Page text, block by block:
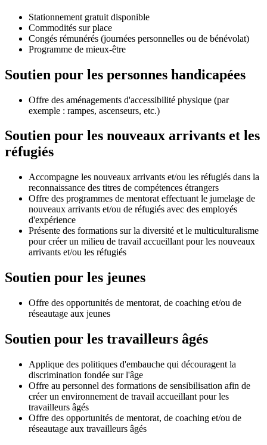
Stationnement gratuit disponible
Commodités sur place
Congés rémunérés (journées personnelles ou de bénévolat)
Programme de mieux-être
Soutien pour les personnes handicapées
Offre des aménagements d'accessibilité physique (par
exemple : rampes, ascenseurs, etc.)
Soutien pour les nouveaux arrivants et les
réfugiés
Accompagne les nouveaux arrivants et/ou les réfugiés dans la
reconnaissance des titres de compétences étrangers
Offre des programmes de mentorat effectuant le jumelage de
nouveaux arrivants et/ou de réfugiés avec des employés
d'expérience
Présente des formations sur la diversité et le multiculturalisme
pour créer un milieu de travail accueillant pour les nouveaux
arrivants et/ou les réfugiés
Soutien pour les jeunes
Offre des opportunités de mentorat, de coaching et/ou de
réseautage aux jeunes
Soutien pour les travailleurs âgés
Applique des politiques d'embauche qui découragent la
discrimination fondée sur l'âge
Offre au personnel des formations de sensibilisation afin de
créer un environnement de travail accueillant pour les
travailleurs âgés
Offre des opportunités de mentorat, de coaching et/ou de
réseautage aux travailleurs âgés